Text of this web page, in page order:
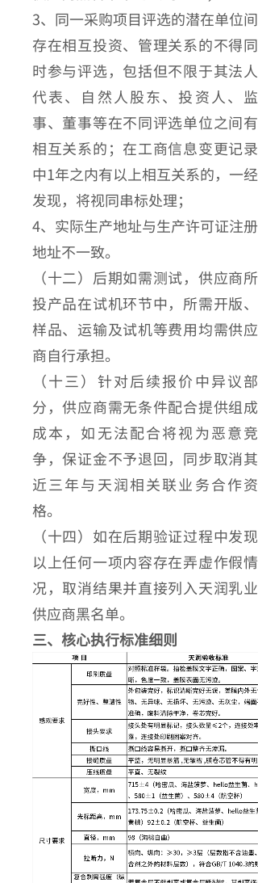
3、同一采购项目评选的潜在单位间
存在相互投资、管理关系的不得同
时参与评选，包括但不限于其法人
代表、自然人股东、投资人、监
事、董事等在不同评选单位之间有
相互关系的；在工商信息变更记录
中1年之内有以上相互关系的，一经
发现，将视同串标处理；
4、实际生产地址与生产许可证注册
地址不一致。
（十二）后期如需测试，供应商所
投产品在试机环节中，所需开版、
样品、运输及试机等费用均需供应
商自行承担。
（十三）针对后续报价中异议部
分，供应商需无条件配合提供组成
成本，如无法配合将视为恶意竞
争，保证金不予退回，同步取消其
近三年与天润相关联业务合作资
格。
（十四）如在后期验证过程中发现
以上任何一项内容存在弄虚作假情
况，取消结果并直接列入天润乳业
供应商黑名单。
三、核心执行标准细则